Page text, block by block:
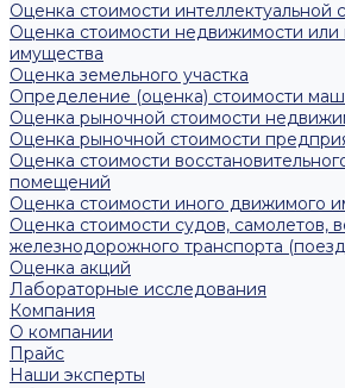
Оценка стоимости интеллектуальной
Оценка стоимости недвижимости
имущества
Оценка земельного участка
Определение (оценка) стоимости
Оценка рыночной стоимости
Оценка рыночной стоимости
Оценка стоимости
помещений
Оценка стоимости иного движимого
Оценка стоимости судов, самолетов,
железнодорожного транспорта
Оценка акций
Лабораторные исследования
Компания
О компании
Прайс
Наши эксперты